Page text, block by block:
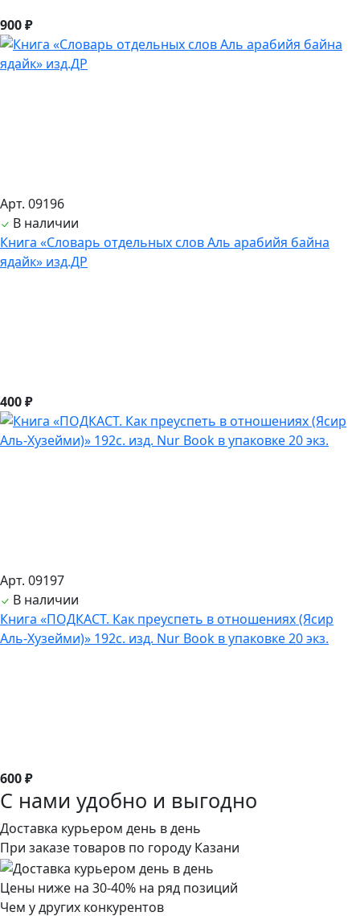
900 ₽
Арт. 09196
В наличии
Книга «Словарь отдельных слов Аль арабийя байна
ядайк» изд.ДР
400 ₽
Арт. 09197
В наличии
Книга «ПОДКАСТ. Как преуспеть в отношениях (Ясир
Аль-Хузейми)» 192с. изд. Nur Book в упаковке 20 экз.
600 ₽
С нами удобно и выгодно
Доставка курьером день в день
При заказе товаров по городу Казани
Цены ниже на 30-40% на ряд позиций
Чем у других конкурентов